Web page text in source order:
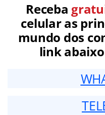
Receba
celular as
mundo dos
link